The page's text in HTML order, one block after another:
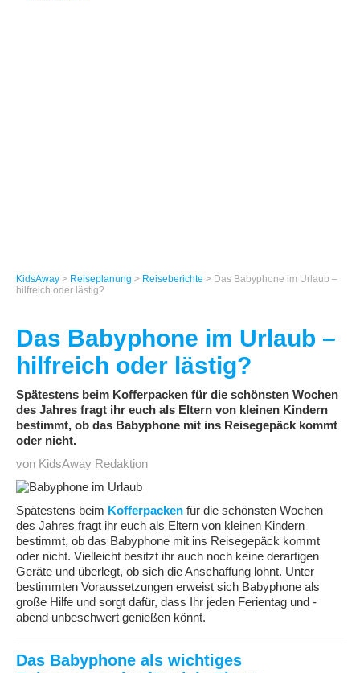
KidsAway > Reiseplanung > Reiseberichte > Das Babyphone im Urlaub –
hilfreich oder lästig?
Das Babyphone im Urlaub –
hilfreich oder lästig?
Spätestens beim Kofferpacken für die schönsten Wochen
des Jahres fragt ihr euch als Eltern von kleinen Kindern
bestimmt, ob das Babyphone mit ins Reisegepäck kommt
oder nicht.
von KidsAway Redaktion
Spätestens beim Kofferpacken für die schönsten Wochen
des Jahres fragt ihr euch als Eltern von kleinen Kindern
bestimmt, ob das Babyphone mit ins Reisegepäck kommt
oder nicht. Vielleicht besitzt ihr auch noch keine derartigen
Geräte und überlegt, ob sich die Anschaffung lohnt. Unter
bestimmten Voraussetzungen erweist sich Babyphone als
große Hilfe und sorgt dafür, dass Ihr jeden Ferientag und -
abend unbeschwert genießen könnt.
Das Babyphone als wichtiges